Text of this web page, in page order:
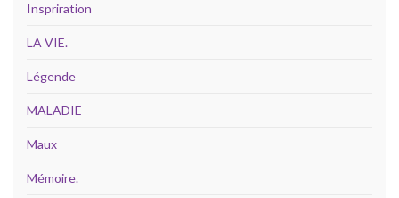
Inspriration
LA VIE.
Légende
MALADIE
Maux
Mémoire.